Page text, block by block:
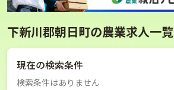
下新川郡朝日町の農業求人一覧
現在の検索条件
検索条件はありません